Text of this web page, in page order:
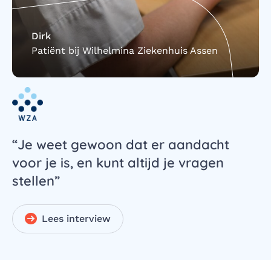
Dirk
Patiënt bij Wilhelmina Ziekenhuis Assen
“Je weet gewoon dat er aandacht
voor je is, en kunt altijd je vragen
stellen”
Lees interview